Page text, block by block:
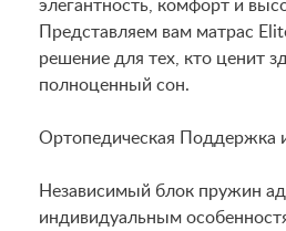
элегантность, комфорт и
Представляем вам матрас
решение для тех, кто ценит
полноценный сон.
Ортопедическая Поддержка
Независимый блок пружин
индивидуальным